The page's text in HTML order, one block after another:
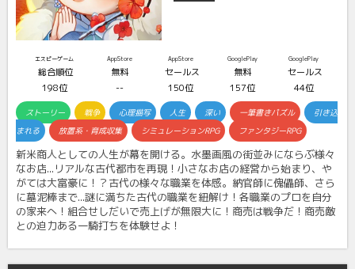
エスピーゲーム
総合順位
198位
AppStore
無料
--
AppStore
セールス
150位
GooglePlay
無料
157位
GooglePlay
セールス
44位
ストーリー 戦争 心理描写 人生 深い 一筆書きパズル
引き込
まれる
放置系・育成収集 シミュレーションRPG ファンタジーRPG
新米商人としての人生が幕を開ける。水墨画風の街並みにならぶ様々
なお店...リアルな古代都市を再現！小さなお店の経営から始まり、や
がては大富豪に！？古代の様々な職業を体感。納官師に傀儡師、さら
に墓泥棒まで...謎に満ちた古代の職業を紐解け！各職業のプロを自分
の家来へ！組合せしだいで売上げが無限大に！商売は戦争だ！商売敵
との迫力ある一騎打ちを体験せよ！